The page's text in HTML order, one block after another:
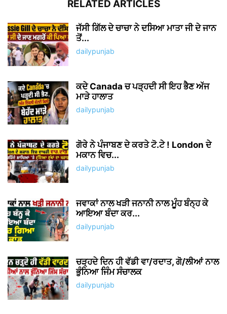
RELATED ARTICLES
ਜੱਸੀ ਗਿੱਲ ਦੇ ਚਾਚਾ ਨੇ ਦਸਿਆ ਮਾਤਾ ਜੀ ਦੇ ਜਾਨ
ਤੋਂ...
dailypunjab
ਕਦੇ Canada ਚ ਪੜ੍ਹਦੀ ਸੀ ਇਹ ਭੈਣ ਅੱਜ
ਮਾੜੇ ਹਾਲਾਤ
dailypunjab
ਗੋਰੇ ਨੇ ਪੰਜਾਬਣ ਦੇ ਕਰਤੇ ਟੋ.ਟੇ ! London ਦੇ
ਮਕਾਨ ਵਿਚ...
dailypunjab
ਜਵਾਕਾਂ ਨਾਲ ਖੜੀ ਜਨਾਨੀ ਨਾਲ ਮੂੰਹ ਬੰਨ੍ਹ ਕੇ
ਆਇਆ ਬੰਦਾ ਕਰ...
dailypunjab
ਚੜ੍ਹਦੇ ਦਿਨ ਹੀ ਵੱਡੀ ਵਾ/ਰਦਾਤ, ਗੋ/ਲੀਆਂ ਨਾਲ
ਭੁੰਨਿਆ ਜਿੰਮ ਸੰਚਾਲਕ
dailypunjab